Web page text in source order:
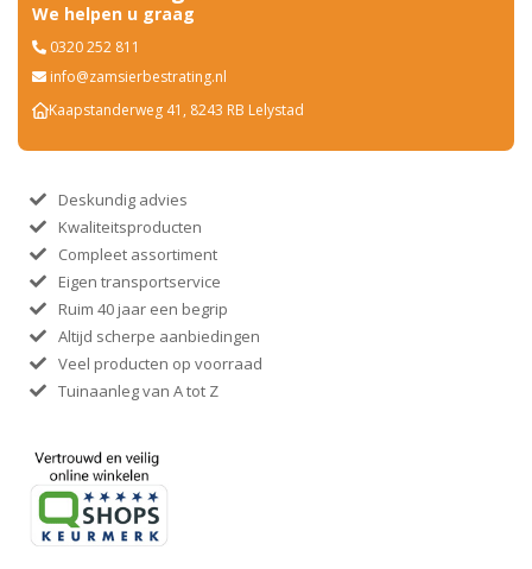
We helpen u graag
0320 252 811
info@zamsierbestrating.nl
Kaapstanderweg 41, 8243 RB Lelystad
Deskundig advies
Kwaliteitsproducten
Compleet assortiment
Eigen transportservice
Ruim 40 jaar een begrip
Altijd scherpe aanbiedingen
Veel producten op voorraad
Tuinaanleg van A tot Z